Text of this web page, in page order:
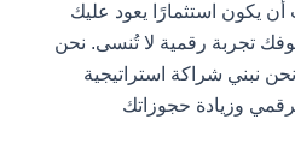
يكون استثمارًا يعود عليك
تجربة رقمية لا تُنسى. نحن
نبني شراكة استراتيجية
وزيادة حجوزاتك